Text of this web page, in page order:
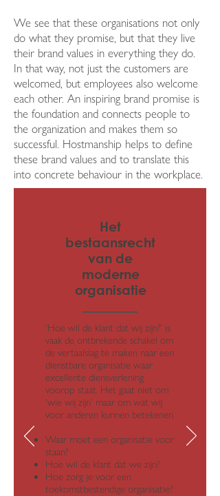
We see that these organisations not only
do what they promise, but that they live
their brand values ​​in everything they do.
In that way, not just the customers are
welcomed, but employees also welcome
each other. An inspiring brand promise is
the foundation and connects people to
the organization and makes them so
successful. Hostmanship helps to define
these brand values ​​and to translate this
into concrete behaviour in the workplace.
Het
bestaansrecht
van de
moderne
organisatie
‘Hoe wil de klant dat wij zijn?’ is
vaak de ontbrekende schakel om
de vertaalslag te maken naar een
dienstbare organisatie waar
excellente diensverlening
voorop staat. Het gaat niet om
‘wie wij zijn’ maar om wat wij
voor anderen kunnen betekenen.
Waar moet een organisatie voor
staan?
Hoe wil de klant dat we zijn?
Hoe zorg je voor een
toekomstbestendige organisatie?